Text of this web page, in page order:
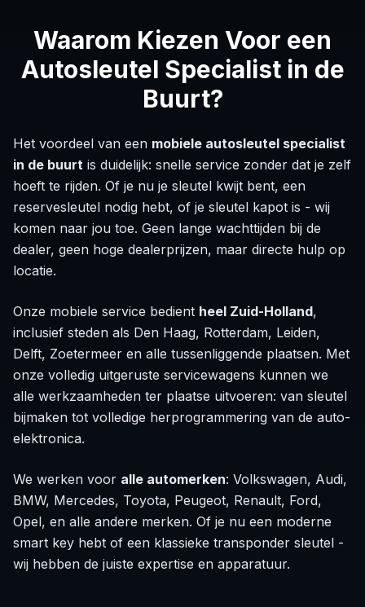
Waarom Kiezen Voor een
Autosleutel Specialist in de
Buurt?
Het voordeel van een mobiele autosleutel specialist
in de buurt is duidelijk: snelle service zonder dat je zelf
hoeft te rijden. Of je nu je sleutel kwijt bent, een
reservesleutel nodig hebt, of je sleutel kapot is - wij
komen naar jou toe. Geen lange wachttijden bij de
dealer, geen hoge dealerprijzen, maar directe hulp op
locatie.
Onze mobiele service bedient heel Zuid-Holland,
inclusief steden als Den Haag, Rotterdam, Leiden,
Delft, Zoetermeer en alle tussenliggende plaatsen. Met
onze volledig uitgeruste servicewagens kunnen we
alle werkzaamheden ter plaatse uitvoeren: van sleutel
bijmaken tot volledige herprogrammering van de auto-
elektronica.
We werken voor alle automerken: Volkswagen, Audi,
BMW, Mercedes, Toyota, Peugeot, Renault, Ford,
Opel, en alle andere merken. Of je nu een moderne
smart key hebt of een klassieke transponder sleutel -
wij hebben de juiste expertise en apparatuur.